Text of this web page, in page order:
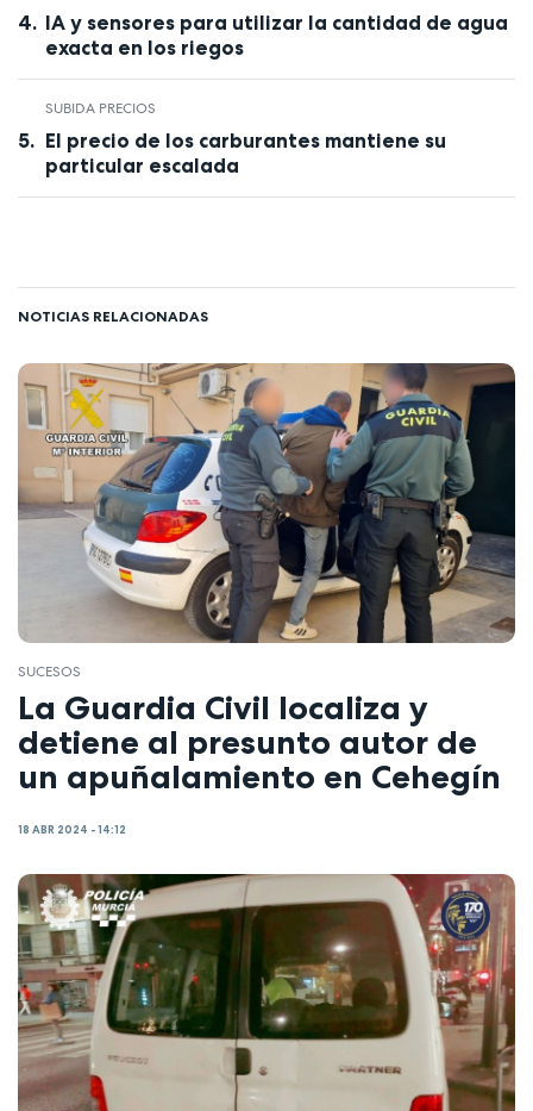
IA y sensores para utilizar la cantidad de agua
exacta en los riegos
SUBIDA PRECIOS
El precio de los carburantes mantiene su
particular escalada
NOTICIAS RELACIONADAS
SUCESOS
La Guardia Civil localiza y
detiene al presunto autor de
un apuñalamiento en Cehegín
18 ABR 2024 - 14:12